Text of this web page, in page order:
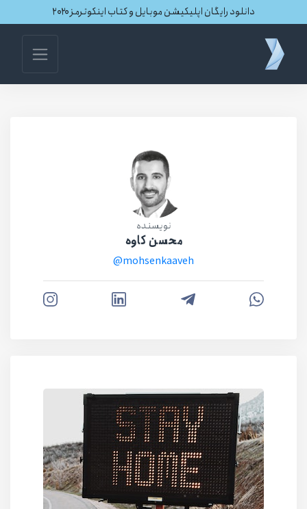
دانلود رایگان اپلیکیشن موبایل و کتاب اینکوترمز ۲۰۲۰
نویسنده
محسن کاوه
@mohsenkaaveh